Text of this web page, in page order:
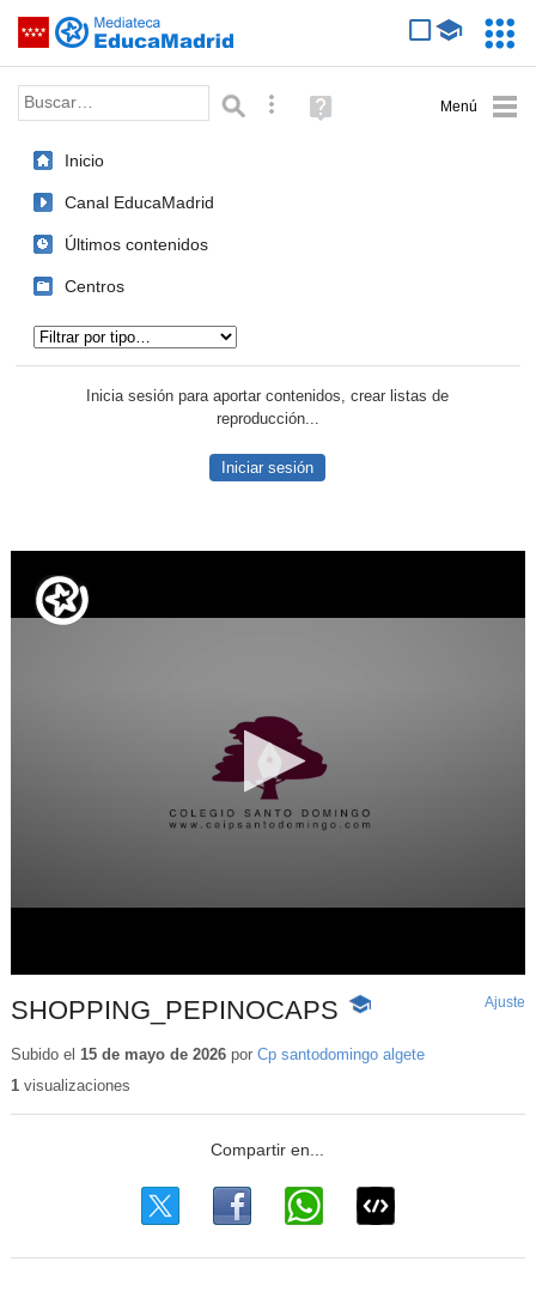
Saltar navegación
Palabra o frase: Búsqueda avanzada
Ayuda
(en
Inicio
Canal EducaMadrid
Últimos contenidos
Centros
Inicia sesión para aportar contenidos, crear listas de
reproducción...
Iniciar sesión
SHOPPING_PEPINOCAPS
-
educativo
Ajuste
Subido el 15 de mayo de 2026por Cp santodomingo algete
1visualizaciones